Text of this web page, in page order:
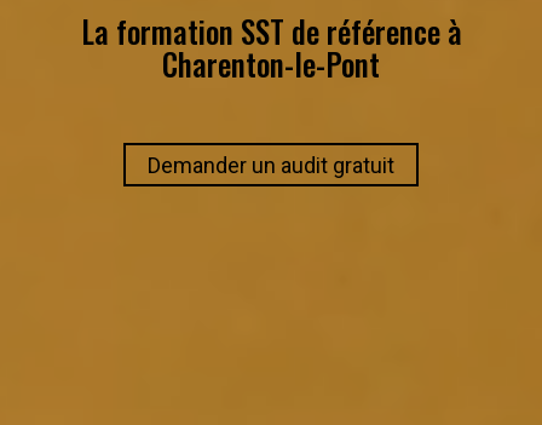
La formation SST de référence à
Charenton-le-Pont
Demander un audit gratuit